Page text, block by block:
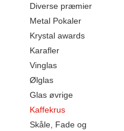
Diverse præmier
Metal Pokaler
Krystal awards
Karafler
Vinglas
Ølglas
Glas øvrige
Kaffekrus
Skåle, Fade og